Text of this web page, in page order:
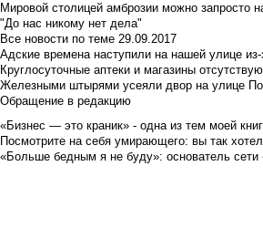
Мировой столицей амброзии можно запросто
"До нас никому нет дела"
Все новости по теме 29.09.2017
Адские времена наступили на нашей улице
Круглосуточные аптеки и магазины
Железными штырями усеяли двор на улице
Обращение в редакцию
«Бизнес — это краник» - одна из тем моей
Посмотрите на себя умирающего: вы так
«Больше бедным я не буду»: основатель сети